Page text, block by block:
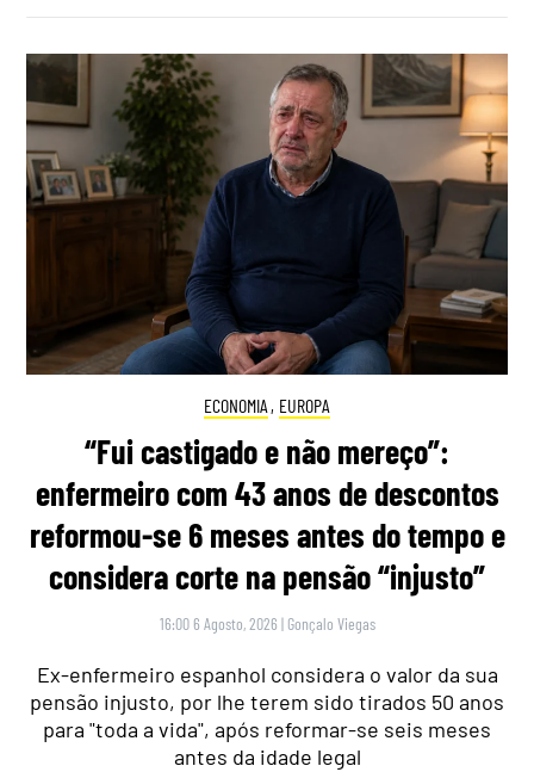
ECONOMIA , EUROPA
“Fui castigado e não mereço”:
enfermeiro com 43 anos de descontos
reformou-se 6 meses antes do tempo e
considera corte na pensão “injusto”
16:00 6 Agosto, 2026 | Gonçalo Viegas
Ex-enfermeiro espanhol considera o valor da sua
pensão injusto, por lhe terem sido tirados 50 anos
para "toda a vida", após reformar-se seis meses
antes da idade legal